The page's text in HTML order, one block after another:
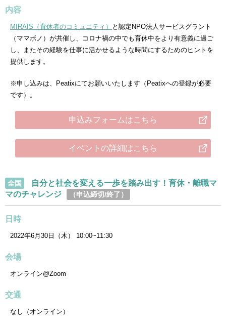
内容
MIRAIS（育休者のコミュニティ）
と認定NPO法人サービスグラント
（ママボノ）が共催し、コロナ禍の中でも育休中をより有意義に過ご
し、またその経験を仕事に活かせるような時間にするためのヒントを
提供します。
※申し込みは、Peatixにてお願いいたします（Peatixへの登録が必要
です）。
申込みフォームはこちら
イベントの詳細はこちら
全国
自分と社会を変える一歩を踏み出す！育休・離職マ
マのチャレンジ
（申込締切/終了）
日時
2022年6月30日（木） 10:00~11:30
会場
オンライン@Zoom
交通
なし（オンライン）